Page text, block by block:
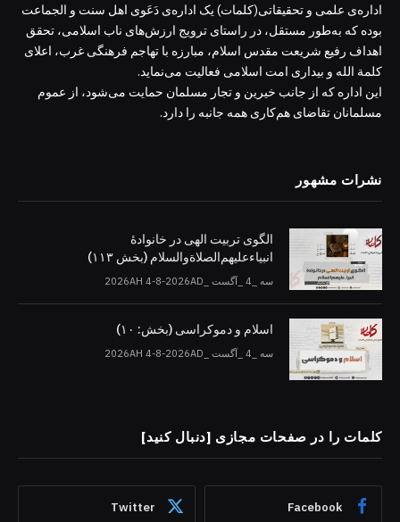
اداره‌ی علمی و تحقیقاتی(کلمات) یک اداره‌ی دَعَوی اهل سنت و الجماعت
بوده که به‌طور مستقل، در راستای ترویج ارزش‌های ناب اسلامی، تحقق
اهداف رفیع شریعت مقدس اسلام، مبارزه با تهاجم فرهنگی غرب، اعلای
کلمة الله و بیداری امت اسلامی فعالیت می‌نماید.
این اداره که از جانب خیرین و تجار مسلمان حمایت می‌شود، از عموم
مسلمانان تقاضای هم‌کاری همه جانبه را دارد.
نشرات مشهور
الگوی تربیت الهی در خانوادۀ
انبیاءعلیهم‌الصلاةو‌السلام (بخش ۱۱۳)
سه _4 _آگست _2026AH 4-8-2026AD
اسلام و دموکراسی (بخش: ۱۰)
سه _4 _آگست _2026AH 4-8-2026AD
کلمات را در صفحات مجازی [دنبال کنید]
Facebook
Twitter